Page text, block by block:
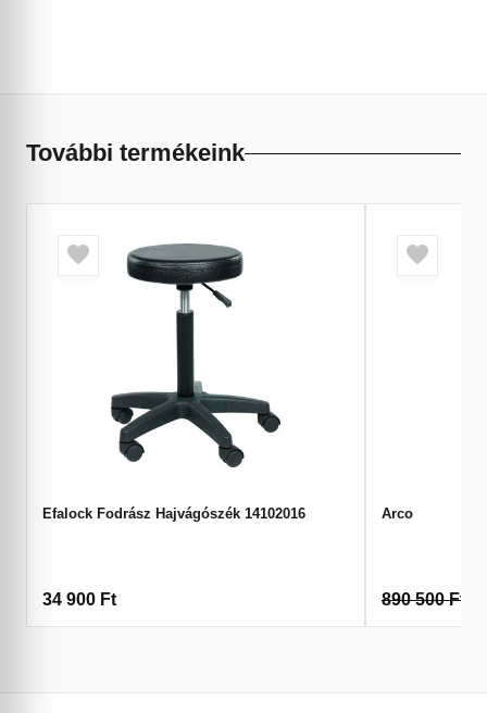
További termékeink
Efalock Fodrász Hajvágószék 14102016
34 900 Ft
Arco
890 500Ft